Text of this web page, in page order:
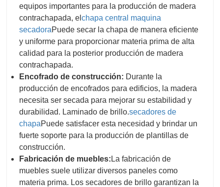
equipos importantes para la producción de madera
contrachapada, el chapa central maquina
secadoraPuede secar la chapa de manera eficiente
y uniforme para proporcionar materia prima de alta
calidad para la posterior producción de madera
contrachapada.
Encofrado de construcción: Durante la
producción de encofrados para edificios, la madera
necesita ser secada para mejorar su estabilidad y
durabilidad. Laminado de brillo.secadores de
chapaPuede satisfacer esta necesidad y brindar un
fuerte soporte para la producción de plantillas de
construcción.
Fabricación de muebles: La fabricación de
muebles suele utilizar diversos paneles como
materia prima. Los secadores de brillo garantizan la